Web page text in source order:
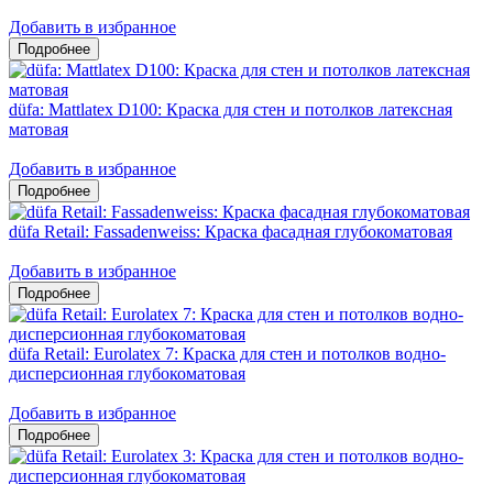
Добавить в избранное
düfa: Mattlatex D100: Краска для стен и потолков латексная
матовая
Добавить в избранное
düfa Retail: Fassadenweiss: Краска фасадная глубокоматовая
Добавить в избранное
düfa Retail: Eurolatex 7: Краска для стен и потолков водно-
дисперсионная глубокоматовая
Добавить в избранное